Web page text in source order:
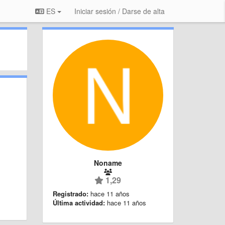
ES Iniciar sesión / Darse de alta
Noname
1,29
Registrado: hace 11 años
Última actividad: hace 11 años